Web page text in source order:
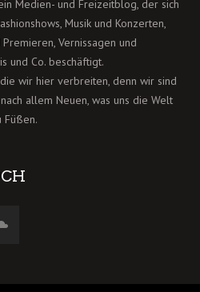
Medien- und Freizeitblog, der sich
Musik und Konzerten,
Vernissagen und
und Co. beschäftigt.
wir hier verbreiten, denn wir sind
allem Neuen, was uns die Welt
Füßen.